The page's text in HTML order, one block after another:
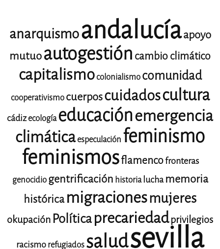
anarquismoandalucíaapoyo
mutuoautogestión cambio climático
capitalismocolonialismocomunidad
cooperativismocuerposcuidadoscultura
cádizecología educaciónemergencia
climáticaespeculación feminismo
feminismosflamencofronteras
genocidiogentrificación historialucha memoria
histórica migracionesmujeres
okupaciónPolíticaprecariedadprivilegios
racismorefugiadossaludsevilla